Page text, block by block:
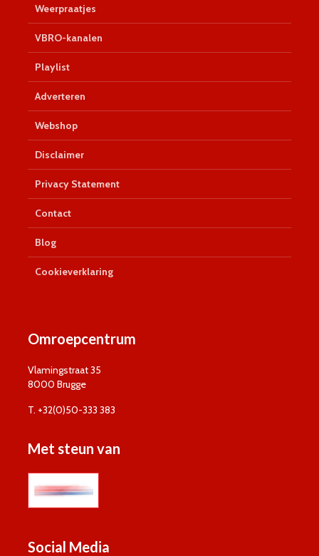
Weerpraatjes
VBRO-kanalen
Playlist
Adverteren
Webshop
Disclaimer
Privacy Statement
Contact
Blog
Cookieverklaring
Omroepcentrum
Vlamingstraat 35
8000 Brugge
T. +32(0)50-333 383
Met steun van
Social Media